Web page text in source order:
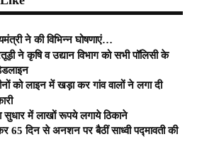
ने की विभिन्न घोषणाएं…
ने कृषि व उद्यान विभाग को सभी पॉलिसी के
को लाइन में खड़ा कर गांव वालों ने लगा दी
सुधार में लाखों रूपये लगाये ठिकाने
65 दिन से अनशन पर बैठीं साध्वी पद्मावती की